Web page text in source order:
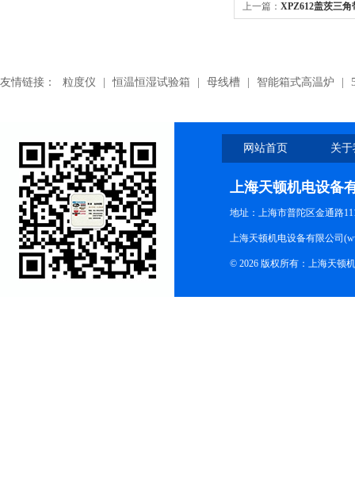
上一篇： XPZ612盖茨三
友情链接： 粒度仪 恒温恒湿试验箱 母线槽 智能箱式高温炉
网站首页 关
上海天顿机电设备
地址：上海市普陀区金通路
上海天顿机电设备有限公司
© 2026 版权所有：上海天顿